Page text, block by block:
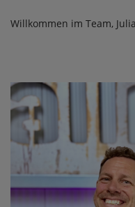
Willkommen im Team,